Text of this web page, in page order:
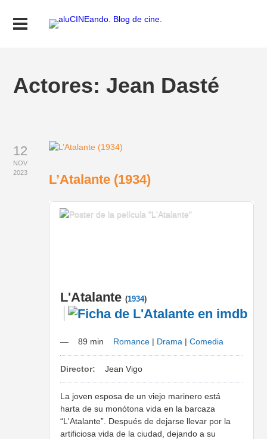
Actores:Jean Dasté
12
NOV
2023
L’Atalante (1934)
L'Atalante(1934)
— 89 min Romance | Drama |Comedia
Director: Jean Vigo
La joven esposa de un viejo marinero está
harta de su monótona vida en la barcaza
“L'Atalante”. Después de dejarse llevar por la
artificiosa vida de la ciudad, dejando a su